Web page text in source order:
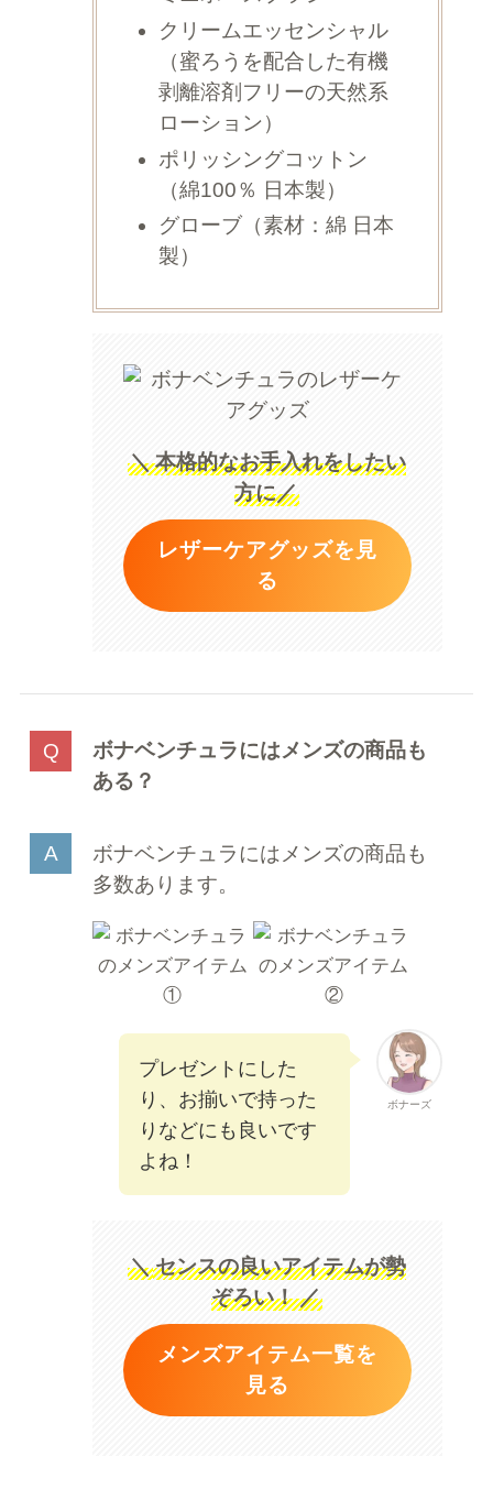
クリームエッセンシャル
（蜜ろうを配合した有機
剥離溶剤フリーの天然系
ローション）
ポリッシングコットン
（綿100％ 日本製）
グローブ（素材：綿 日本
製）
＼本格的なお手入れをしたい
方に／
レザーケアグッズを見
る
ボナベンチュラにはメンズの商品も
ある？
ボナベンチュラにはメンズの商品も
多数あります。
ボナーズ
プレゼントにした
り、お揃いで持った
りなどにも良いです
よね！
＼センスの良いアイテムが勢
ぞろい！／
メンズアイテム一覧を
見る